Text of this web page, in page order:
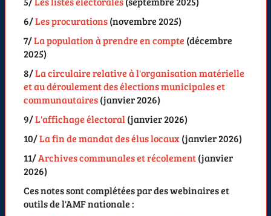
6/Les procurations(novembre 2025)
7/La population à prendre en compte (décembre
2025)
8/La circulaire relative à l'organisation matérielle
et au déroulement des élections municipales et
communautaires(janvier 2026)
9/L'affichage électoral(janvier 2026)
10/La fin de mandat des élus locaux(janvier 2026)
11/Archives communales et récolement(janvier
2026)
Ces notes sont complétées par des webinaires et
outils de l'AMF nationale :